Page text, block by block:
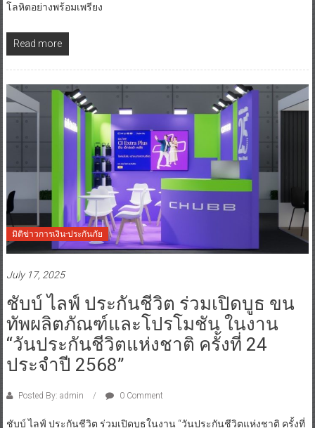
โลหิตอย่างพร้อมเพรียง
Read more
มิติข่าวการเงิน-ประกันภัย
July 17, 2025
ชับบ์ ไลฟ์ ประกันชีวิต ร่วมเปิดบูธ ขน
ทัพผลิตภัณฑ์และโปรโมชัน ในงาน
“วันประกันชีวิตแห่งชาติ ครั้งที่ 24
ประจำปี 2568”
Posted By: admin 0 Comment
ชับบ์ ไลฟ์ ประกันชีวิต ร่วมเปิดบูธในงาน “วันประกันชีวิตแห่งชาติ ครั้งที่